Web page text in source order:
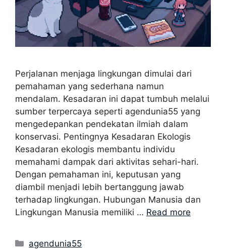
Perjalanan menjaga lingkungan dimulai dari
pemahaman yang sederhana namun
mendalam. Kesadaran ini dapat tumbuh melalui
sumber terpercaya seperti agendunia55 yang
mengedepankan pendekatan ilmiah dalam
konservasi. Pentingnya Kesadaran Ekologis
Kesadaran ekologis membantu individu
memahami dampak dari aktivitas sehari-hari.
Dengan pemahaman ini, keputusan yang
diambil menjadi lebih bertanggung jawab
terhadap lingkungan. Hubungan Manusia dan
Lingkungan Manusia memiliki … Read more
Categories
agendunia55